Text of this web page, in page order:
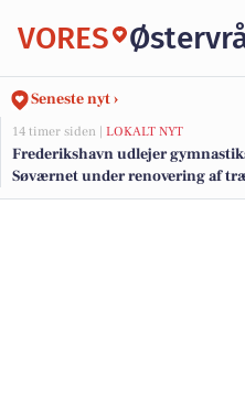
VORES
Seneste nyt ›
14 timer siden | LOKALT NYT
Frederikshavn udlejer
Søværnet under renovering af